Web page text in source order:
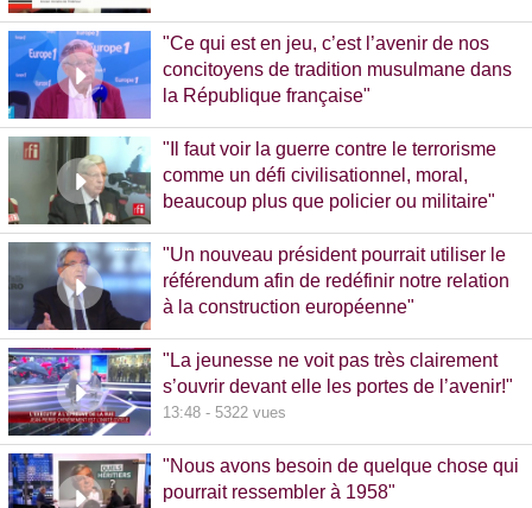
"Ce qui est en jeu, c’est l’avenir de nos
concitoyens de tradition musulmane dans
la République française"
"Il faut voir la guerre contre le terrorisme
comme un défi civilisationnel, moral,
beaucoup plus que policier ou militaire"
"Un nouveau président pourrait utiliser le
référendum afin de redéfinir notre relation
à la construction européenne"
"La jeunesse ne voit pas très clairement
s’ouvrir devant elle les portes de l’avenir!"
13:48 - 5322 vues
"Nous avons besoin de quelque chose qui
pourrait ressembler à 1958"